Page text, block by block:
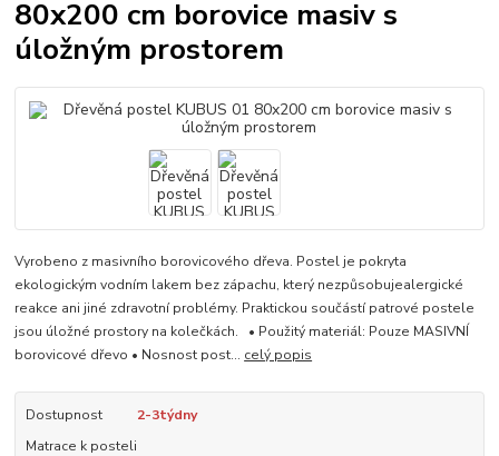
80x200 cm borovice masiv s
úložným prostorem
Vyrobeno z masivního borovicového dřeva. Postel je pokryta
ekologickým vodním lakem bez zápachu, který nezpůsobujealergické
reakce ani jiné zdravotní problémy. Praktickou součástí patrové postele
jsou úložné prostory na kolečkách. • Použitý materiál: Pouze MASIVNÍ
borovicové dřevo • Nosnost post... celý popis
Dostupnost
2-3týdny
Matrace k posteli